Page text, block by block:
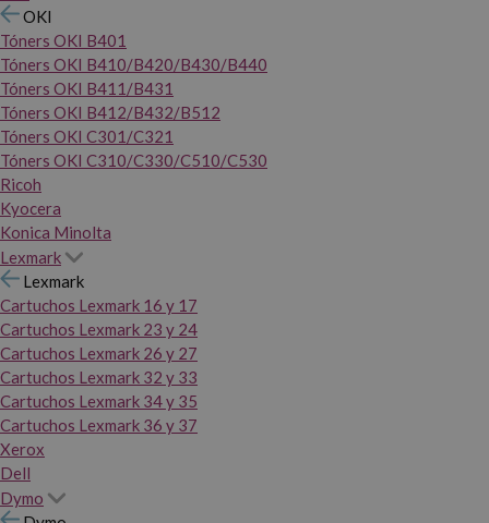
OKI
Tóners OKI B401
Tóners OKI B410/B420/B430/B440
Tóners OKI B411/B431
Tóners OKI B412/B432/B512
Tóners OKI C301/C321
Tóners OKI C310/C330/C510/C530
Ricoh
Kyocera
Konica Minolta
Lexmark
Lexmark
Cartuchos Lexmark 16 y 17
Cartuchos Lexmark 23 y 24
Cartuchos Lexmark 26 y 27
Cartuchos Lexmark 32 y 33
Cartuchos Lexmark 34 y 35
Cartuchos Lexmark 36 y 37
Xerox
Dell
Dymo